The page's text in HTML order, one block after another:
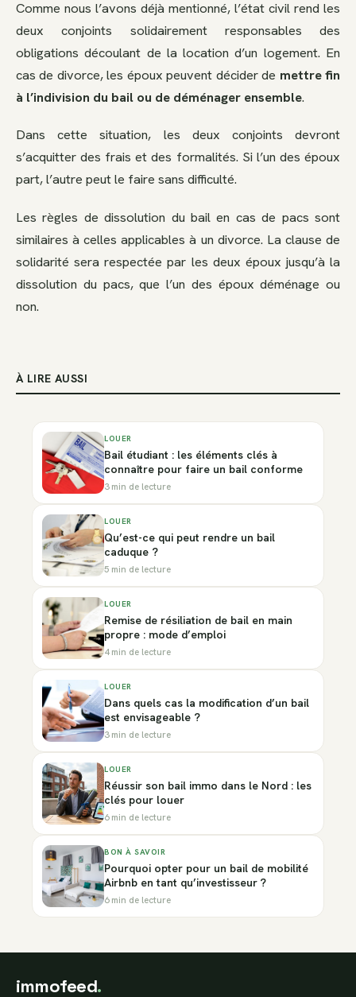
Comme nous l’avons déjà mentionné, l’état civil rend les
deux conjoints solidairement responsables des
obligations découlant de la location d’un logement. En
cas de divorce, les époux peuvent décider de mettre fin
à l’indivision du bail ou de déménager ensemble.
Dans cette situation, les deux conjoints devront
s’acquitter des frais et des formalités. Si l’un des époux
part, l’autre peut le faire sans difficulté.
Les règles de dissolution du bail en cas de pacs sont
similaires à celles applicables à un divorce. La clause de
solidarité sera respectée par les deux époux jusqu’à la
dissolution du pacs, que l’un des époux déménage ou
non.
À LIRE AUSSI
LOUER
Bail étudiant : les éléments clés à
connaître pour faire un bail conforme
3 min de lecture
LOUER
Qu’est-ce qui peut rendre un bail
caduque ?
5 min de lecture
LOUER
Remise de résiliation de bail en main
propre : mode d’emploi
4 min de lecture
LOUER
Dans quels cas la modification d’un bail
est envisageable ?
3 min de lecture
LOUER
Réussir son bail immo dans le Nord : les
clés pour louer
6 min de lecture
BON À SAVOIR
Pourquoi opter pour un bail de mobilité
Airbnb en tant qu’investisseur ?
6 min de lecture
immofeed.